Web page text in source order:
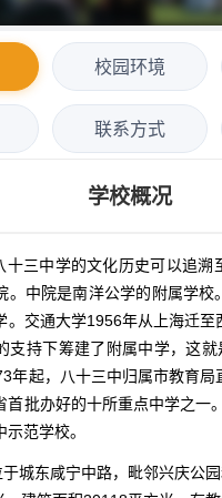
校园环境
联系方式
学校概况
三中学的文化历史可以追溯
。中院是南洋公学的附属学校
。交通大学1956年从上海迁至
支持下筹建了附属中学，这
年起，八十三中归属市教育局
首批办好的十所重点中学之一
示范学校。
东咸宁中路，毗邻兴庆公园